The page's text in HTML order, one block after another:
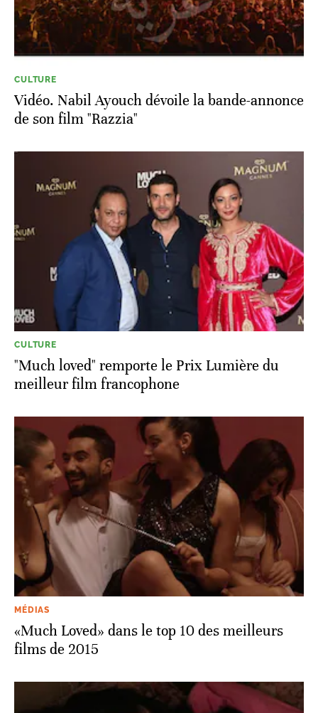
CULTURE
Vidéo. Nabil Ayouch dévoile la bande-annonce
de son film "Razzia"
CULTURE
"Much loved" remporte le Prix Lumière du
meilleur film francophone
MÉDIAS
«Much Loved» dans le top 10 des meilleurs
films de 2015